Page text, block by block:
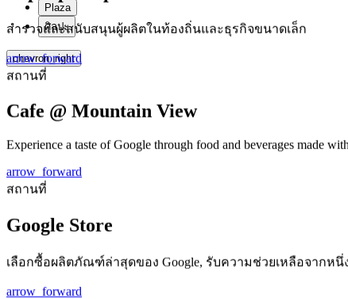
Plaza
ศิลปะ
chevron_right
สำรวจและสนับสนุนผู้ผลิตในท้องถิ่นและธุรกิจขนาดเล็ก
arrow_forward
สถานที่
Cafe @ Mountain View
Experience a taste of Google through food and beverages made
arrow_forward
สถานที่
Google Store
เลือกซื้อผลิตภัณฑ์ล่าสุดของ Google, รับความช่วยเหลือจากห
arrow_forward